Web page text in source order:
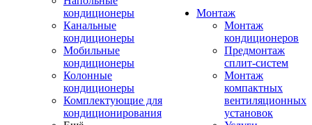
кондиционеры
Канальные
кондиционеры
Мобильные
кондиционеры
Колонные
кондиционеры
Комплектующие для
кондиционирования
Монтаж
Монтаж
кондиционеров
Предмонтаж
сплит-систем
Монтаж
компактных
вентиляционных
установок